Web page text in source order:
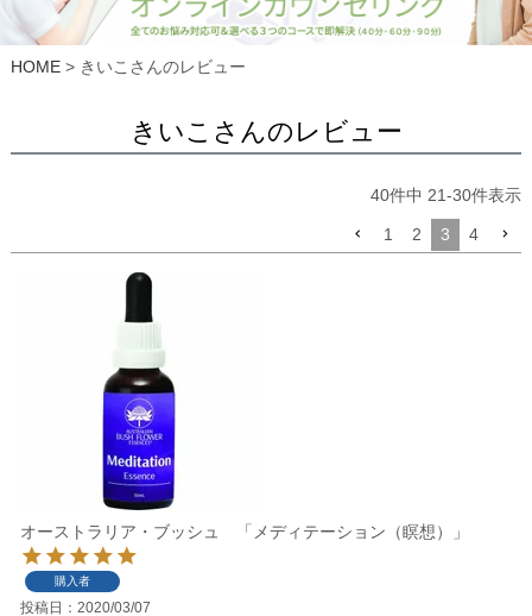
HOME きいこさんのレビュー
きいこさんのレビュー
40件中 21-30件表示
1 2 3 4
オーストラリア・ブッシュ 「メディテーション（瞑想）」
購入者
投稿日 2020/03/07